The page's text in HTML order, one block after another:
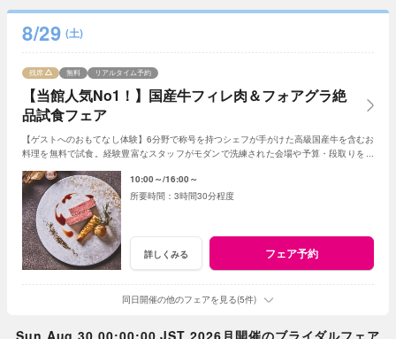
8/29 (土)
【当館人気No1！】国産牛フィレ肉＆フォアグラ絶
品試食フェア
残席 無料 リアルタイム予約
【ゲストへのおもてなし体験】6分野で称号を持つシェフが手がけた高級国産牛を含むお
料理を無料で試食。経験豊富なスタッフがモダンで洗練された会場や予算・段取りをご
10:00～ 16:00～
3時間30分程度
詳しくみる フェア予約
同日開催の他のフェアを見る(5件)
Sun Aug 30 00:00:00 JST 2026月開催のブライダルフェア